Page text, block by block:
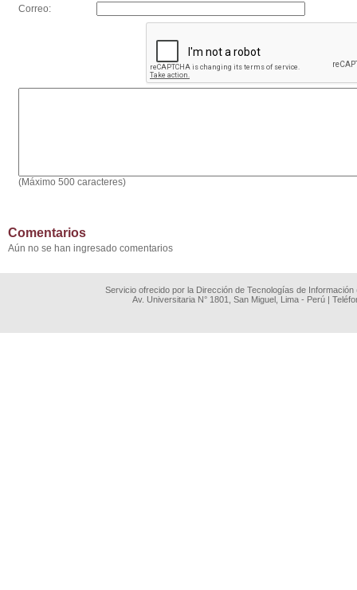
Correo:
(Máximo 500 caracteres)
Comentarios
Aún no se han ingresado comentarios
Servicio ofrecido por la Dirección de Tecnologías de
Av. Universitaria N° 1801, San Miguel, Lima - Perú |